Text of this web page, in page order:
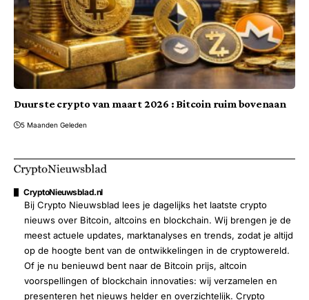
Duurste crypto van maart 2026 : Bitcoin ruim bovenaan
5 Maanden Geleden
CryptoNieuwsblad.nl
Bij Crypto Nieuwsblad lees je dagelijks het laatste crypto
nieuws over Bitcoin, altcoins en blockchain. Wij brengen je de
meest actuele updates, marktanalyses en trends, zodat je altijd
op de hoogte bent van de ontwikkelingen in de cryptowereld.
Of je nu benieuwd bent naar de Bitcoin prijs, altcoin
voorspellingen of blockchain innovaties: wij verzamelen en
presenteren het nieuws helder en overzichtelijk. Crypto